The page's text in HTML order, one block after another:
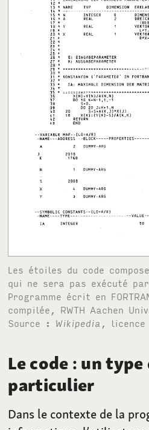
Les étoiles du code
qui ne sera pas exécuté
Programme écrit en
compilée, RWTH Aachen
Source : Wikipedia , licence
Le code : un type
particulier
Dans le contexte de la